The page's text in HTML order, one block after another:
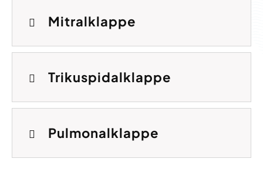
Mitralklappe
Trikuspidalklappe
Pulmonalklappe